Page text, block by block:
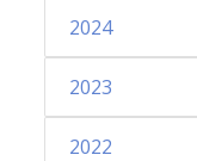
2024
2023
2022